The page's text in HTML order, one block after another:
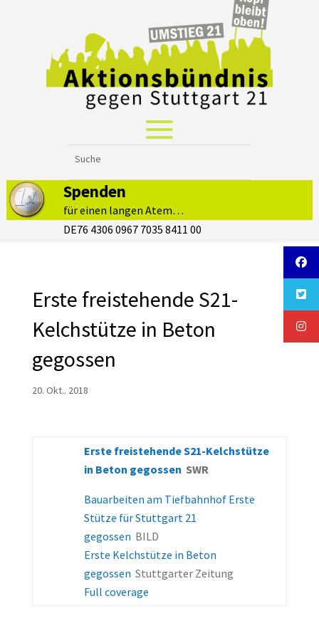
Spenden
für einen langen Atem…
DE76 4306 0967 7035 8411 00
Erste freistehende S21-
Kelchstütze in Beton
gegossen
20. Okt.. 2018
Erste freistehende S21-Kelchstütze
in Beton gegossen SWR
Bauarbeiten am Tiefbahnhof Erste
Stütze für Stuttgart 21
gegossen BILD
Erste Kelchstütze in Beton
gegossen Stuttgarter Zeitung
Full coverage